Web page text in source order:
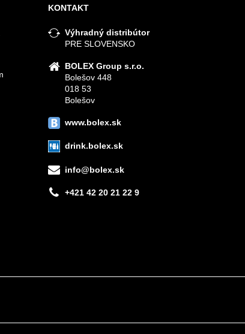
KONTAKT
Výhradný distribútor
PRE SLOVENSKO
BOLEX Group s.r.o.
Bolešov 448
018 53
Bolešov
www.bolex.sk
drink.bolex.sk
info@bolex.sk
+421 42 20 21 22 9